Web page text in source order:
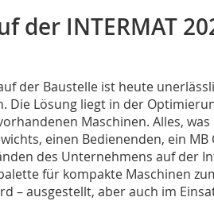
der INTERMAT
der Baustelle ist heute
Die Lösung liegt in der
Maschinen. Alles,
einen Bedienenden, ein
des Unternehmens auf der
für kompakte Maschinen
– ausgestellt, aber auch im